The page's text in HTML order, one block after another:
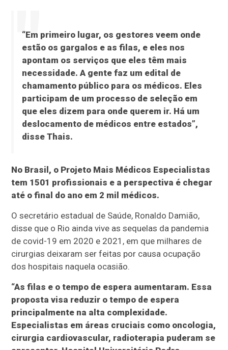
“Em primeiro lugar, os gestores veem onde
estão os gargalos e as filas, e eles nos
apontam os serviços que eles têm mais
necessidade. A gente faz um edital de
chamamento público para os médicos. Eles
participam de um processo de seleção em
que eles dizem para onde querem ir. Há um
deslocamento de médicos entre estados”,
disse Thais.
No Brasil, o Projeto Mais Médicos Especialistas
tem 1501 profissionais e a perspectiva é chegar
até o final do ano em 2 mil médicos.
O secretário estadual de Saúde, Ronaldo Damião,
disse que o Rio ainda vive as sequelas da pandemia
de covid-19 em 2020 e 2021, em que milhares de
cirurgias deixaram ser feitas por causa ocupação
dos hospitais naquela ocasião.
“As filas e o tempo de espera aumentaram. Essa
proposta visa reduzir o tempo de espera
principalmente na alta complexidade.
Especialistas em áreas cruciais como oncologia,
cirurgia cardiovascular, radioterapia puderam se